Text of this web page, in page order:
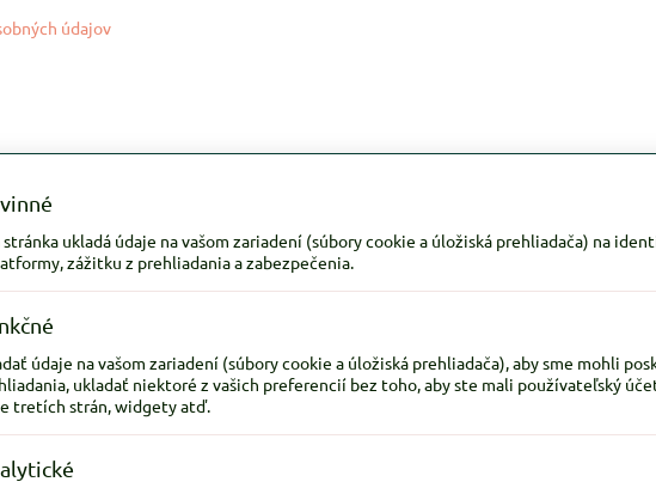
údajov
stránka ukladá údaje na vašom zariadení (súbory cookie a úložiská prehliadača) na
zážitku z prehliadania a zabezpečenia.
údaje na vašom zariadení (súbory cookie a úložiská prehliadača), aby sme mohli
ukladať niektoré z vašich preferencií bez toho, aby ste mali používateľský
tretích strán, widgety atď.